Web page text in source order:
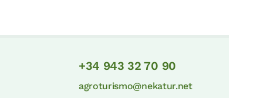
+34 943 32 70 90
agroturismo@nekatur.net